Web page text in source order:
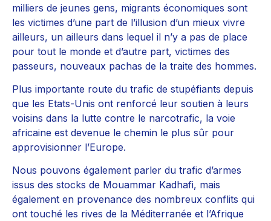
milliers de jeunes gens, migrants économiques sont
les victimes d’une part de l’illusion d’un mieux vivre
ailleurs, un ailleurs dans lequel il n’y a pas de place
pour tout le monde et d’autre part, victimes des
passeurs, nouveaux pachas de la traite des hommes.
Plus importante route du trafic de stupéfiants depuis
que les Etats-Unis ont renforcé leur soutien à leurs
voisins dans la lutte contre le narcotrafic, la voie
africaine est devenue le chemin le plus sûr pour
approvisionner l’Europe.
Nous pouvons également parler du trafic d’armes
issus des stocks de Mouammar Kadhafi, mais
également en provenance des nombreux conflits qui
ont touché les rives de la Méditerranée et l’Afrique